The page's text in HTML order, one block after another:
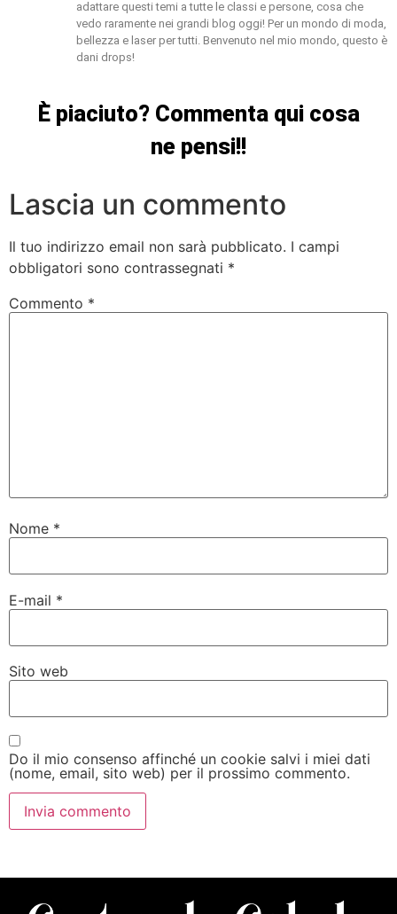
adattare questi temi a tutte le classi e persone, cosa che
vedo raramente nei grandi blog oggi! Per un mondo di moda,
bellezza e laser per tutti. Benvenuto nel mio mondo, questo è
dani drops!
È piaciuto? Commenta qui cosa
ne pensi!!
Lascia un commento
Il tuo indirizzo email non sarà pubblicato. I campi
obbligatori sono contrassegnati *
Commento *
Nome *
E-mail *
Sito web
Do il mio consenso affinché un cookie salvi i miei dati
(nome, email, sito web) per il prossimo commento.